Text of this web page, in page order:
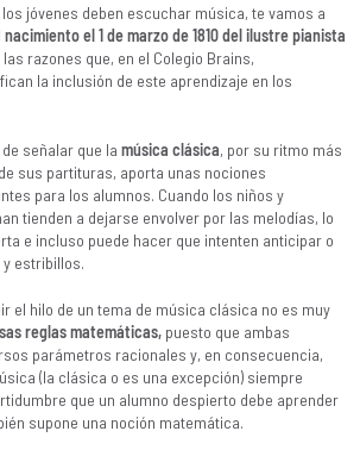
jóvenes deben escuchar música, te vamos a
nacimiento el 1 de marzo de 1810 del ilustre pianista
las razones que, en el Colegio Brains,
la inclusión de este aprendizaje en los
señalar que la música clásica, por su ritmo más
sus partituras, aporta unas nociones
para los alumnos. Cuando los niños y
tienden a dejarse envolver por las melodías, lo
e incluso puede hacer que intenten anticipar o
estribillos.
el hilo de un tema de música clásica no es muy
reglas matemáticas, puesto que ambas
parámetros racionales y, en consecuencia,
(la clásica o es una excepción) siempre
que un alumno despierto debe aprender
supone una noción matemática.